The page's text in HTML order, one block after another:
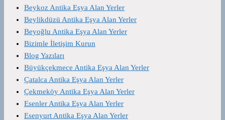
Beykoz Antika Eşya Alan Yerler
Beylikdüzü Antika Eşya Alan Yerler
Beyoğlu Antika Eşya Alan Yerler
Bizimle İletişim Kurun
Blog Yazıları
Büyükçekmece Antika Eşya Alan Yerler
Çatalca Antika Eşya Alan Yerler
Çekmeköy Antika Eşya Alan Yerler
Esenler Antika Eşya Alan Yerler
Esenyurt Antika Eşya Alan Yerler